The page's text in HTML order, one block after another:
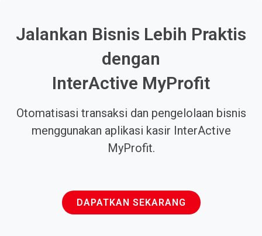
Jalankan Bisnis Lebih Praktis
dengan
InterActive MyProfit
Otomatisasi transaksi dan pengelolaan bisnis
menggunakan aplikasi kasir InterActive
MyProfit.
DAPATKAN SEKARANG